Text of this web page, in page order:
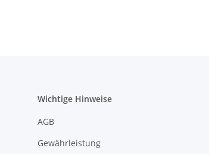
Wichtige Hinweise
AGB
Gewährleistung